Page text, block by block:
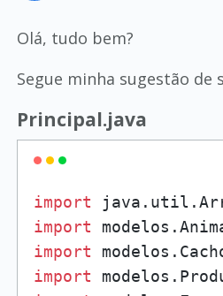
Olá, tudo bem?
Segue minha sugestão de
Principal.java
import
import
import
import